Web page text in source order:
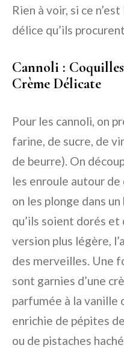
Rien à voir, si ce
délice qu’ils
Cannoli :
Crème Délicate
Pour les cannoli, on
farine, de sucre, de
de beurre). On
les enroule autour
on les plonge dans
qu’ils soient dorés
version plus légère,
des merveilles. Une
sont garnies d’une
parfumée à la vanille
enrichie de pépites
ou de pistaches